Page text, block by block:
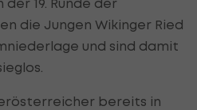
die Jungen Wikinger Ried
und sind damit
bereits in